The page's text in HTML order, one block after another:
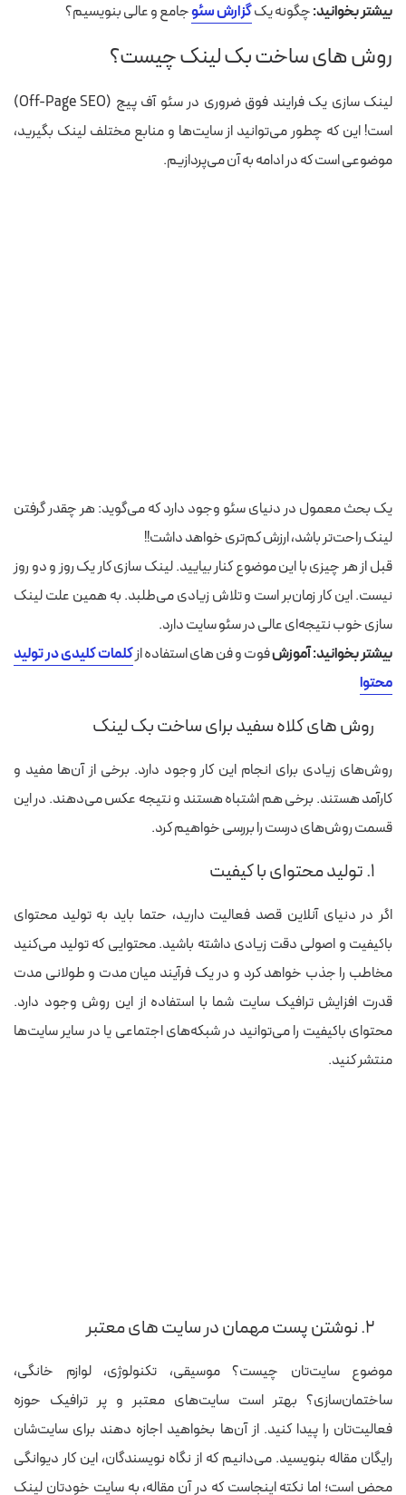
بیشتر بخوانید:چگونه یکگزارش سئوجامع و عالی بنویسیم؟
روش های ساخت بک لینک چیست؟
لینک سازی یک فرایند فوق ضروری در سئو آف پیج (Off-Page SEO)
است! این که چطور می‌توانید از سایت‌ها و منابع مختلف لینک بگیرید،
موضوعی است که در ادامه به آن می‌پردازیم.
یک بحث معمول در دنیای سئو وجود دارد که می‌گوید: هر چقدر گرفتن
لینک راحت‌تر باشد، ارزش کم‌تری خواهد داشت!!
قبل از هر چیزی با این موضوع کنار بیایید. لینک سازی کار یک روز و دو روز
نیست. این کار زمان‌بر است و تلاش زیادی می‌طلبد. به همین علت لینک
سازی خوب نتیجه‌ای عالی در سئو سایت دارد.
بیشتر بخوانید: آموزشفوت و فن های استفاده ازکلمات کلیدی در تولید
محتوا
روش های کلاه سفید برای ساخت بک لینک
روش‌های زیادی برای انجام این کار وجود دارد. برخی از آن‌ها مفید و
کارآمد هستند. برخی هم اشتباه هستند و نتیجه عکس می‌دهند. در این
قسمت روش‌های درست را بررسی خواهیم کرد.
۱. تولید محتوای با کیفیت
اگر در دنیای آنلاین قصد فعالیت دارید، حتما باید به تولید محتوای
باکیفیت و اصولی دقت زیادی داشته باشید. محتوایی که تولید می‌کنید
مخاطب را جذب خواهد کرد و در یک فرآیند میان مدت و طولانی مدت
قدرت افزایش ترافیک سایت شما با استفاده از این روش وجود دارد.
محتوای باکیفیت را می‌توانید در شبکه‌های اجتماعی یا در سایر سایت‌ها
منتشر کنید.
۲. نوشتن پست مهمان در سایت های معتبر
موضوع سایت‌تان چیست؟ موسیقی، تکنولوژی، لوازم خانگی،
ساختمان‌سازی؟ بهتر است سایت‌های معتبر و پر ترافیک حوزه
فعالیت‌تان را پیدا کنید. از آن‌ها بخواهید اجازه دهند برای سایت‌شان
رایگان مقاله بنویسید. می‌دانیم که از نگاه نویسندگان، این کار دیوانگی
محض است؛ اما نکته اینجاست که در آن مقاله، به سایت خودتان لینک